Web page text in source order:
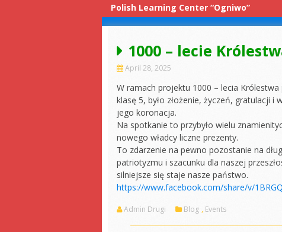
Polish Learning Center “Ogniwo”
1000 – lecie
April 28, 2025
W ramach projektu 1000 – lecia
klasę 5, było złożenie, życzeń, gratulacji
jego koronacja.
​Na spotkanie to przybyło wielu
nowego władcy liczne prezenty.
​To zdarzenie na pewno pozostanie na
patriotyzmu i szacunku dla naszej
silniejsze się staje nasze państwo.
https://www.facebook.com/share/v/
Admin Drugi Blog , Events